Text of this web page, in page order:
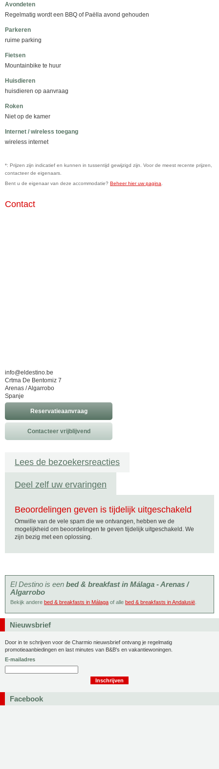
Avondeten
Regelmatig wordt een BBQ of Paëlla avond gehouden
Parkeren
ruime parking
Fietsen
Mountainbike te huur
Huisdieren
huisdieren op aanvraag
Roken
Niet op de kamer
Internet / wireless toegang
wireless internet
*: Prijzen zijn indicatief en kunnen in tussentijd gewijzigd zijn. Voor de meest recente prijzen,
contacteer de eigenaars.
Bent u de eigenaar van deze accommodatie? Beheer hier uw pagina
Contact
info@eldestino.be
Crtma De Bentomiz 7
Arenas / Algarrobo
Spanje
Reservatieaanvraag
Contacteer vrijblijvend
Lees de bezoekersreacties
Deel zelf uw ervaringen
Beoordelingen geven is tijdelijk uitgeschakeld
Omwille van de vele spam die we ontvangen, hebben we de
mogelijkheid om beoordelingen te geven tijdelijk uitgeschakeld. We
zijn bezig met een oplossing.
El Destino is een bed & breakfast in Málaga - Arenas /
Algarrobo
Bekijk andere bed & breakfasts in Málaga of alle bed & breakfasts in Andalusië
Nieuwsbrief
Door in te schrijven voor de Charmio nieuwsbrief ontvang je regelmatig
promotieaanbiedingen en last minutes van B&B's en vakantiewoningen.
E-mailadres
Facebook